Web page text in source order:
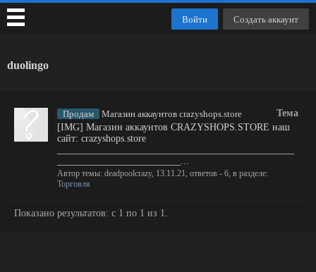
duolingo
Тема
Продам
Магазин аккаунтов crazyshops.store
[IMG] Магазин аккаунтов CRAZYSHOPS.STORE наш
сайт: crazyshops.store
_________________________...
Автор темы: deadpoolcrazy, 13.11.21, ответов - 6, в разделе:
Торговля
Показано результатов: с 1 по 1 из 1.
Войти Создать аккаунт